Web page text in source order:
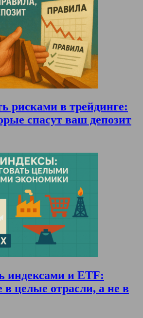
рисками в трейдинге:
спасут ваш депозит
индексами и ETF:
в целые отрасли, а не в